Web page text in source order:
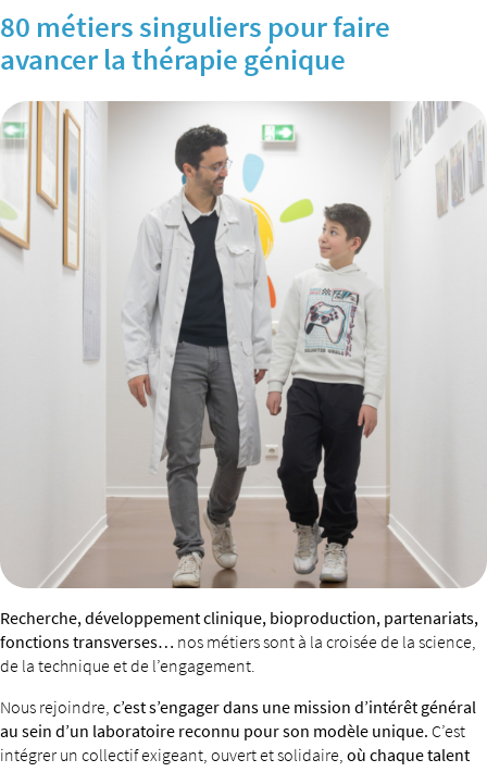
80 métiers singuliers pour faire
avancer la thérapie génique
Recherche, développement clinique, bioproduction, partenariats,
fonctions transverses… nos métiers sont à la croisée de la science,
de la technique et de l’engagement.
Nous rejoindre, c’est s’engager dans une mission d’intérêt général
au sein d’un laboratoire reconnu pour son modèle unique. C’est
intégrer un collectif exigeant, ouvert et solidaire, où chaque talent